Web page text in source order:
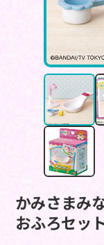
かみさまみ
おふろセッ